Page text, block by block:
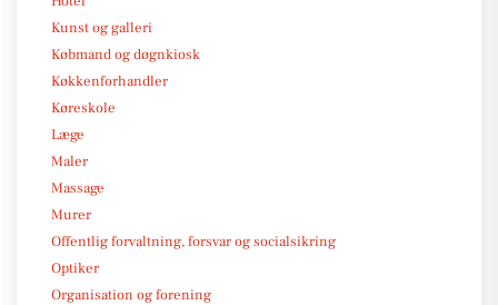
Kunst og galleri
Købmand og døgnkiosk
Køkkenforhandler
Køreskole
Læge
Maler
Massage
Murer
Offentlig forvaltning, forsvar og socialsikring
Optiker
Organisation og forening